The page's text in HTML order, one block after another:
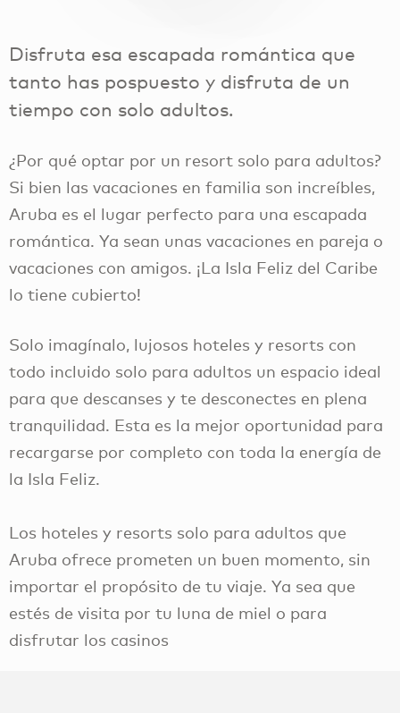
Disfruta esa escapada romántica que
tanto has pospuesto y disfruta de un
tiempo con solo adultos.
¿Por qué optar por un resort solo para adultos?
Si bien las vacaciones en familia son increíbles,
Aruba es el lugar perfecto para una escapada
romántica. Ya sean unas vacaciones en pareja o
vacaciones con amigos. ¡La Isla Feliz del Caribe
lo tiene cubierto!
Solo imagínalo, lujosos hoteles y resorts con
todo incluido solo para adultos un espacio ideal
para que descanses y te desconectes en plena
tranquilidad. Esta es la mejor oportunidad para
recargarse por completo con toda la energía de
la Isla Feliz.
Los hoteles y resorts solo para adultos que
Aruba ofrece prometen un buen momento, sin
importar el propósito de tu viaje. Ya sea que
estés de visita por tu luna de miel o para
disfrutar los casinos